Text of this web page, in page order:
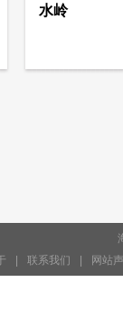
水岭
联系我们 网站